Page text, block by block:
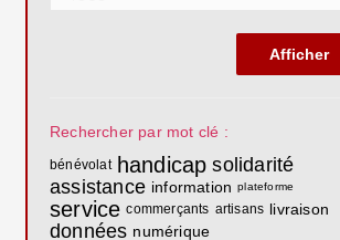
Rechercher par mot clé :
bénévolat handicap solidarité
assistance information plateforme
service commerçants artisans livraison
données numérique